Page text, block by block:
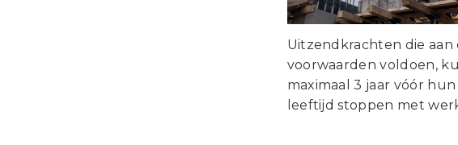
Uitzendkrachten die aan
voorwaarden voldoen,
maximaal 3 jaar vóór
leeftijd stoppen met